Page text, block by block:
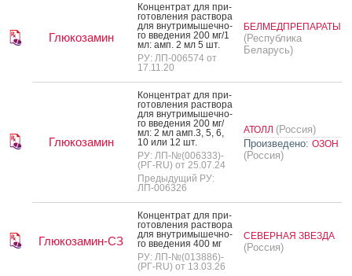
Глюкозамин
Кон­цен­трат для при­
готов­ле­ния рас­тво­ра
для внут­ри­мышеч­но­
го вве­дения 200 мг/1
мл: амп. 2 мл 5 шт.
РУ: ЛП-006574 от
17.11.20
БЕЛМЕДПРЕПАРАТЫ
(Республика
Беларусь)
Глюкозамин
Кон­цен­трат для при­
готов­ле­ния рас­тво­ра
для внут­ри­мышеч­но­
го вве­дения 200 мг/
мл: 2 мл амп.3, 5, 6,
10 или 12 шт.
РУ: ЛП-№(006333)-
(РГ-RU) от 25.07.24
Предыдущий РУ:
ЛП-006326
АТОЛЛ (Россия)
Произведено: ОЗОН
(Россия)
Глюкозамин-СЗ
Кон­цен­трат для при­
готов­ле­ния рас­тво­ра
для внут­ри­мышеч­но­
го вве­дения 400 мг
РУ: ЛП-№(013886)-
(РГ-RU) от 13.03.26
СЕВЕРНАЯ ЗВЕЗДА
(Россия)